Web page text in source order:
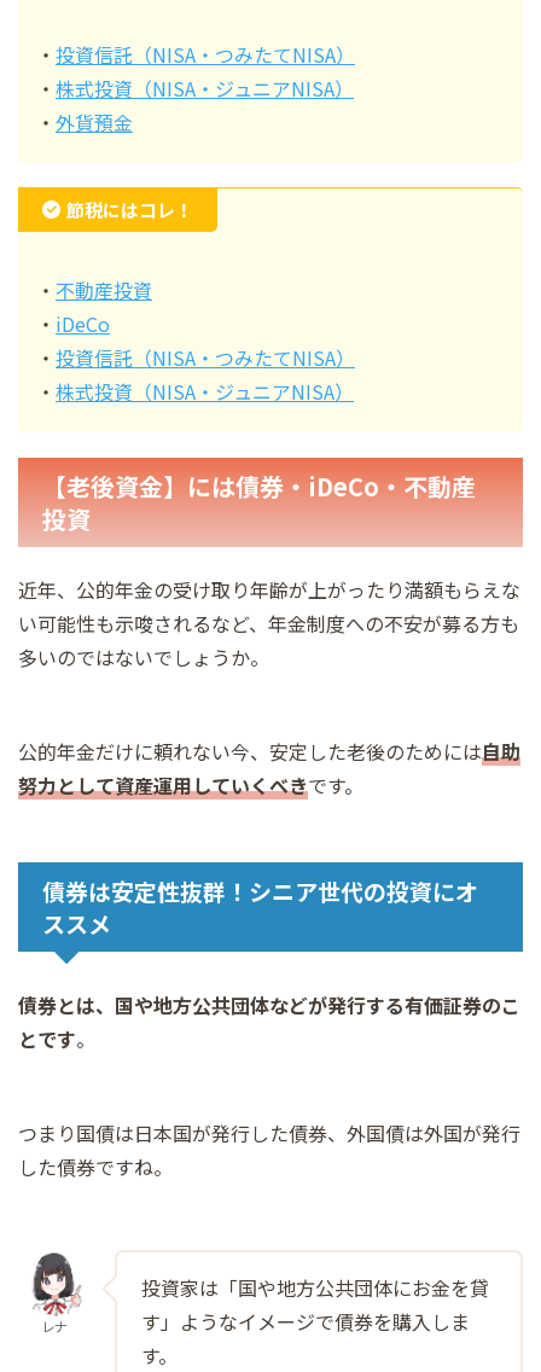
・ 投資信託（NISA・つみたてNISA）
・ 株式投資（NISA・ジュニアNISA）
・ 外貨預金
節税にはコレ！
・ 不動産投資
・ iDeCo
・ 投資信託（NISA・つみたてNISA）
・ 株式投資（NISA・ジュニアNISA）
【老後資金】には債券・iDeCo・不動産
投資
近年、公的年金の受け取り年齢が上がったり満額もらえな
い可能性も示唆されるなど、年金制度への不安が募る方も
多いのではないでしょうか。
公的年金だけに頼れない今、安定した老後のためには自助
努力として資産運用していくべきです。
債券は安定性抜群！シニア世代の投資にオ
ススメ
債券とは、国や地方公共団体などが発行する有価証券のこ
とです。
つまり国債は日本国が発行した債券、外国債は外国が発行
した債券ですね。
レナ
投資家は「国や地方公共団体にお金を貸
す」ようなイメージで債券を購入しま
す。